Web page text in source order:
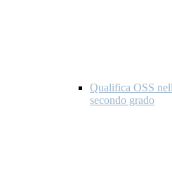
Qualifica OSS
secondo grado